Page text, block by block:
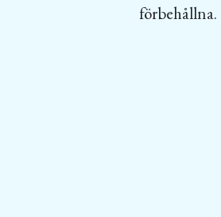
förbehållna.